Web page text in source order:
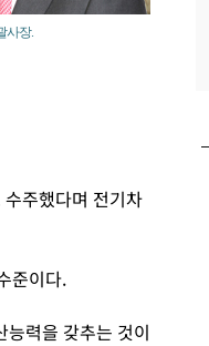
사장.
주했다며 전기차
준이다.
력을 갖추는 것이